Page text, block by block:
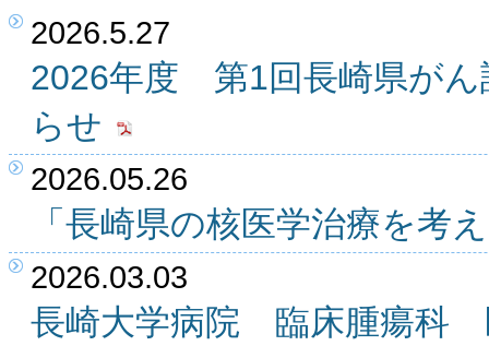
2026.5.27
2026年度 第1回長崎県がん
らせ
2026.05.26
「長崎県の核医学治療を考
2026.03.03
長崎大学病院 臨床腫瘍科